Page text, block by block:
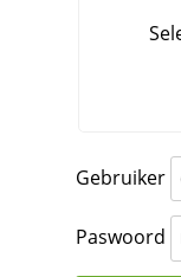
Gebruiker
Paswoord